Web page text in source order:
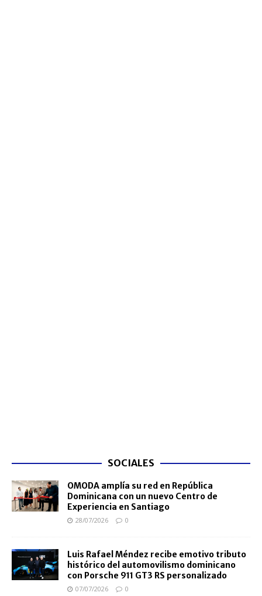
SOCIALES
OMODA amplía su red en República
Dominicana con un nuevo Centro de
Experiencia en Santiago
28/07/2026 0
Luis Rafael Méndez recibe emotivo tributo
histórico del automovilismo dominicano
con Porsche 911 GT3 RS personalizado
07/07/2026 0